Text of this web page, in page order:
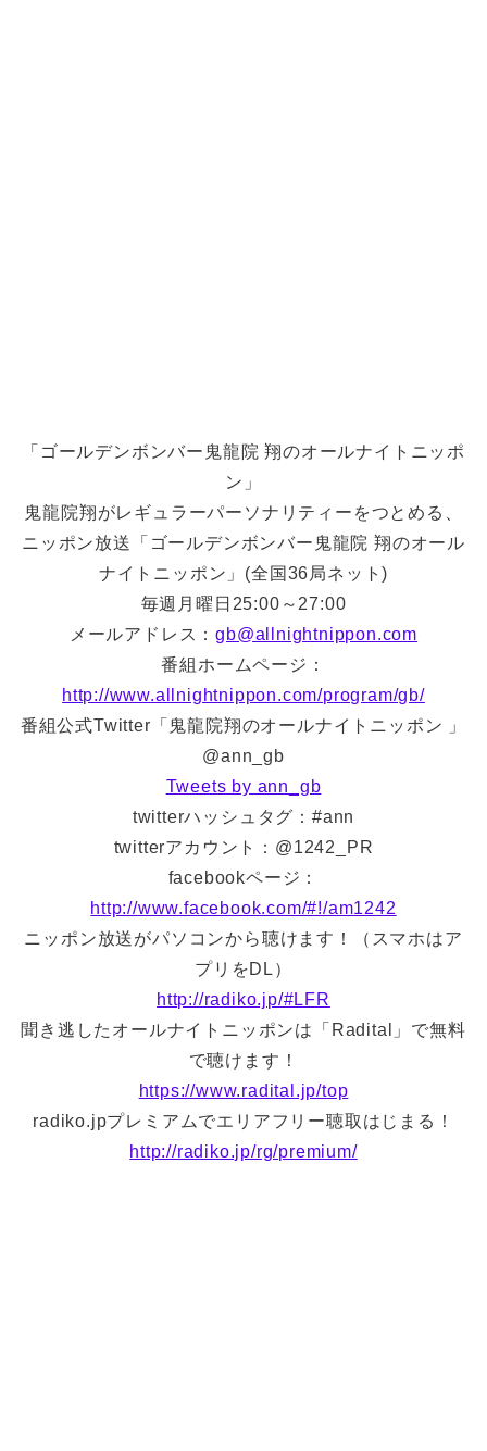
「ゴールデンボンバー鬼龍院 翔のオールナイトニッポ
ン」
鬼龍院翔がレギュラーパーソナリティーをつとめる、
ニッポン放送「ゴールデンボンバー鬼龍院 翔のオール
ナイトニッポン」(全国36局ネット)
毎週月曜日25:00～27:00
メールアドレス：gb@allnightnippon.com
番組ホームページ：
http://www.allnightnippon.com/program/gb/
番組公式Twitter「鬼龍院翔のオールナイトニッポン 」
@ann_gb
Tweets by ann_gb
twitterハッシュタグ：#ann
twitterアカウント：@1242_PR
facebookページ：
http://www.facebook.com/#!/am1242
ニッポン放送がパソコンから聴けます！（スマホはア
プリをDL）
http://radiko.jp/#LFR
聞き逃したオールナイトニッポンは「Radital」で無料
で聴けます！
https://www.radital.jp/top
radiko.jpプレミアムでエリアフリー聴取はじまる！
http://radiko.jp/rg/premium/